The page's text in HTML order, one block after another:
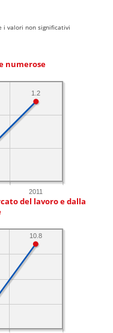
i valori non significativi
numerose
2011
1.2
del lavoro e dalla
10.8